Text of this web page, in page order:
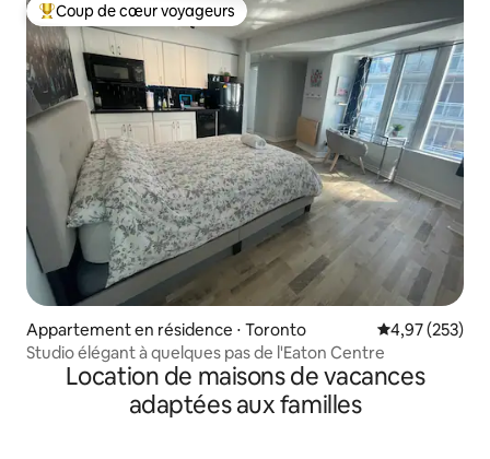
Coups de cœur voyageurs les plus appréciés
Coup de cœur voyageurs
Appartement en résidence ⋅ Toronto Évaluation
4,97 (253)
Studio élégant à quelques pas de l'Eaton Centre
Location de maisons de vacances
adaptées aux familles